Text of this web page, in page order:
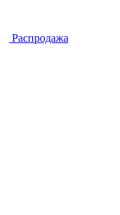
Распродажа